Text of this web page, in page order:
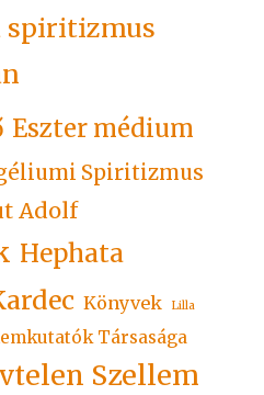
spiritizmus
Eszter médium
Spiritizmus
Adolf
Hephata
Könyvek Lilla
Társasága
Szellem